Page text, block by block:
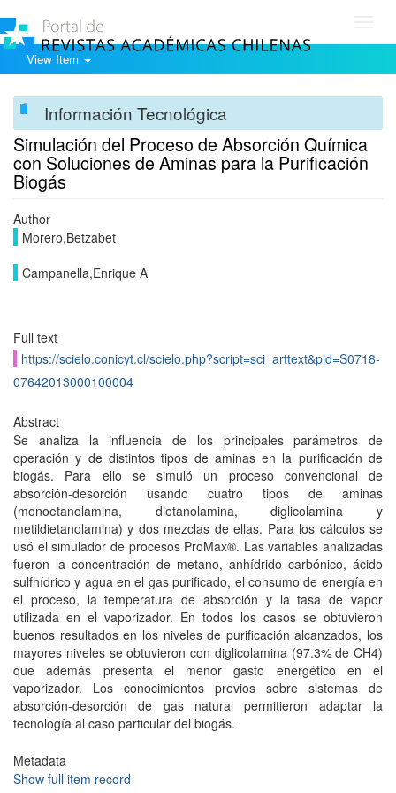
View Item
Información Tecnológica
Simulación del Proceso de Absorción Química
con Soluciones de Aminas para la Purificación
Biogás
Author
Morero,Betzabet
Campanella,Enrique A
Full text
https://scielo.conicyt.cl/scielo.php?script=sci_arttext&pid=S0718-
07642013000100004
Abstract
Se analiza la influencia de los principales parámetros de
operación y de distintos tipos de aminas en la purificación de
biogás. Para ello se simuló un proceso convencional de
absorción-desorción usando cuatro tipos de aminas
(monoetanolamina, dietanolamina, diglicolamina y
metildietanolamina) y dos mezclas de ellas. Para los cálculos se
usó el simulador de procesos ProMax®. Las variables analizadas
fueron la concentración de metano, anhídrido carbónico, ácido
sulfhídrico y agua en el gas purificado, el consumo de energía en
el proceso, la temperatura de absorción y la tasa de vapor
utilizada en el vaporizador. En todos los casos se obtuvieron
buenos resultados en los niveles de purificación alcanzados, los
mayores niveles se obtuvieron con diglicolamina (97.3% de CH4)
que además presenta el menor gasto energético en el
vaporizador. Los conocimientos previos sobre sistemas de
absorción-desorción de gas natural permitieron adaptar la
tecnología al caso particular del biogás.
Metadata
Show full item record